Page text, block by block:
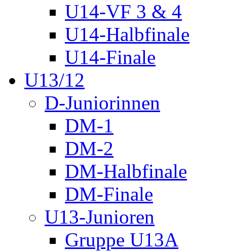
U14-VF 3 & 4
U14-Halbfinale
U14-Finale
U13/12
D-Juniorinnen
DM-1
DM-2
DM-Halbfinale
DM-Finale
U13-Junioren
Gruppe U13A